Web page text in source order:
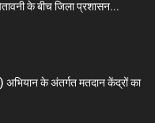
के बीच जिला प्रशासन...
अभियान के अंतर्गत मतदान केंद्रों का